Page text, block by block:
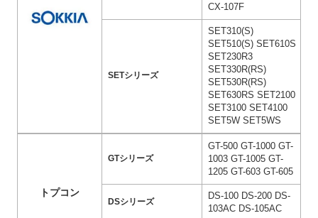
CX-107F
SETシリーズ
SET310(S)
SET510(S) SET610S
SET230R3
SET330R(RS)
SET530R(RS)
SET630RS SET2100
SET3100 SET4100
SET5W SET5WS
トプコン
GTシリーズ
GT-500 GT-1000 GT-
1003 GT-1005 GT-
1205 GT-603 GT-605
DSシリーズ
DS-100 DS-200 DS-
103AC DS-105AC